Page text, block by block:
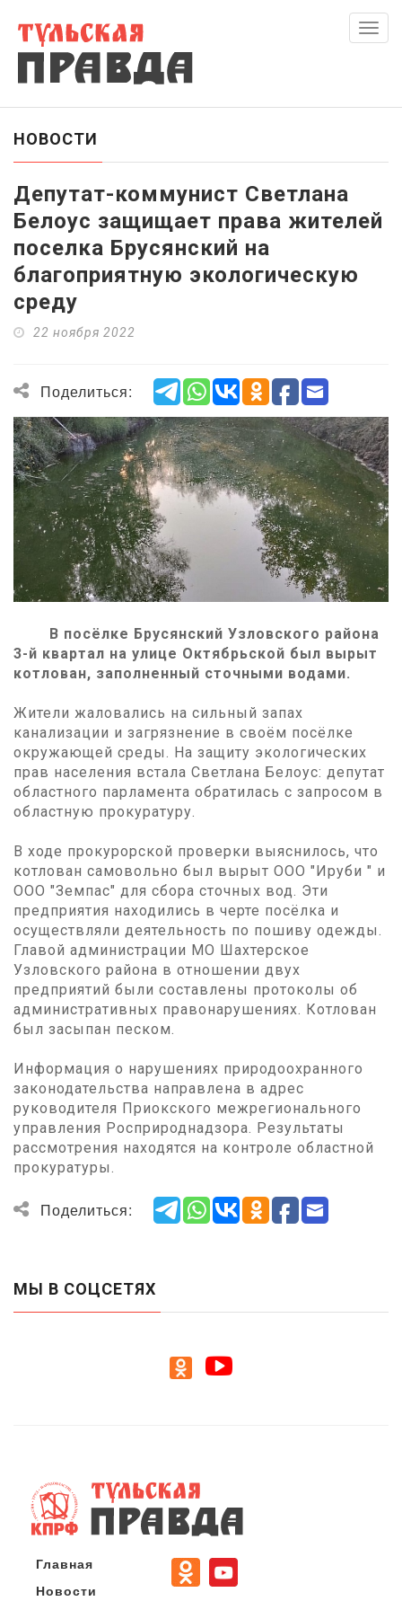
НОВОСТИ
Депутат-коммунист Светлана
Белоус защищает права жителей
поселка Брусянский на
благоприятную экологическую
среду
22 ноября 2022
Поделиться:
В посёлке Брусянский Узловского района
3-й квартал на улице Октябрьской был вырыт
котлован, заполненный сточными водами.
Жители жаловались на сильный запах
канализации и загрязнение в своём посёлке
окружающей среды. На защиту экологических
прав населения встала Светлана Белоус: депутат
областного парламента обратилась с запросом в
областную прокуратуру.
В ходе прокурорской проверки выяснилось, что
котлован самовольно был вырыт ООО "Ируби " и
ООО "Земпас" для сбора сточных вод. Эти
предприятия находились в черте посёлка и
осуществляли деятельность по пошиву одежды.
Главой администрации МО Шахтерское
Узловского района в отношении двух
предприятий были составлены протоколы об
административных правонарушениях. Котлован
был засыпан песком.
Информация о нарушениях природоохранного
законодательства направлена в адрес
руководителя Приокского межрегионального
управления Росприроднадзора. Результаты
рассмотрения находятся на контроле областной
прокуратуры.
Поделиться:
МЫ В СОЦСЕТЯХ
Главная
Новости